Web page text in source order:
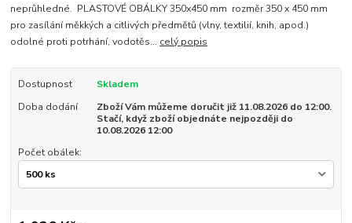
neprůhledné. PLASTOVÉ OBÁLKY 350x450 mm rozměr 350 x 450 mm
pro zasílání měkkých a citlivých předmětů (vlny, textilií, knih, apod.)
odolné proti potrhání, vodotěs... celý popis
Dostupnost
Skladem
Doba dodání
Zboží Vám můžeme doručit již 11.08.2026 do 12:00.
Stačí, když zboží objednáte nejpozději do
10.08.2026 12:00
Počet obálek: